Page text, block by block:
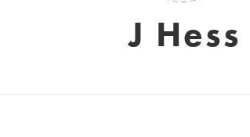
J Hess